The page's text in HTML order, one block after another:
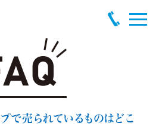
で売られているものはどこ